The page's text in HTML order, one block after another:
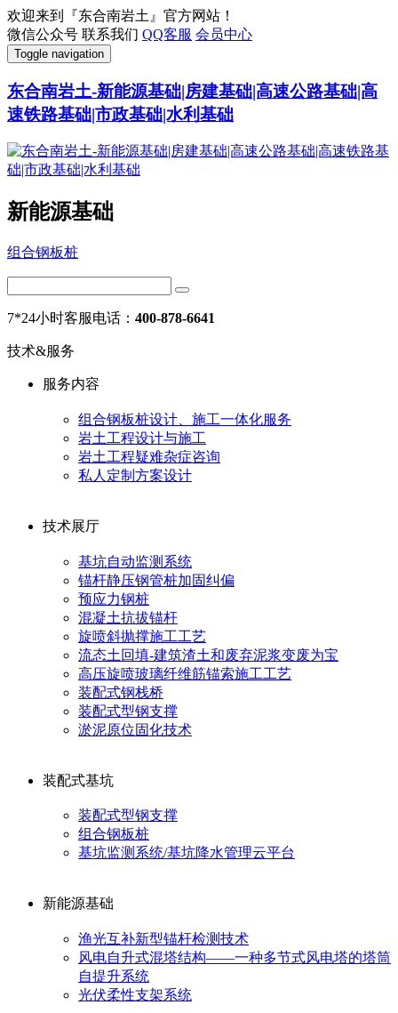
欢迎来到『东合南岩土』官方网站！
微信公众号 联系我们 QQ客服 会员中心
Toggle navigation
东合南岩土-新能源基础|房建基础|高速公路基础|高
速铁路基础|市政基础|水利基础
新能源基础
组合钢板桩
7*24小时客服电话： 400-878-6641
技术&服务
服务内容
组合钢板桩设计、施工一体化服务
岩土工程设计与施工
岩土工程疑难杂症咨询
私人定制方案设计
技术展厅
基坑自动监测系统
锚杆静压钢管桩加固纠偏
预应力钢桩
混凝土抗拔锚杆
旋喷斜抛撑施工工艺
流态土回填-建筑渣土和废弃泥浆变废为宝
高压旋喷玻璃纤维筋锚索施工工艺
装配式钢栈桥
装配式型钢支撑
淤泥原位固化技术
装配式基坑
装配式型钢支撑
组合钢板桩
基坑监测系统/基坑降水管理云平台
新能源基础
渔光互补新型锚杆检测技术
风电自升式混塔结构——一种多节式风电塔的塔筒
自提升系统
光伏柔性支架系统